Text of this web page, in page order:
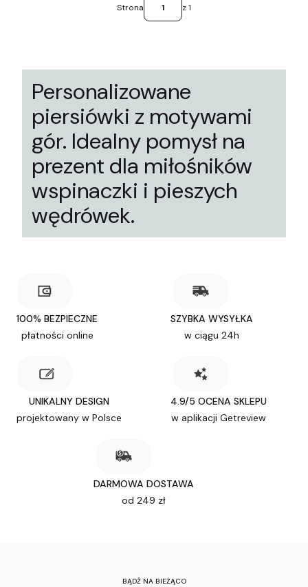
Strona z 1
Personalizowane
piersiówki z motywami
gór. Idealny pomysł na
prezent dla miłośników
wspinaczki i pieszych
wędrówek.
100% BEZPIECZNE
płatności online
SZYBKA WYSYŁKA
w ciągu 24h
UNIKALNY DESIGN
projektowany w Polsce
4.9/5 OCENA SKLEPU
w aplikacji Getreview
DARMOWA DOSTAWA
od 249 zł
BĄDŹ NA BIEŻĄCO